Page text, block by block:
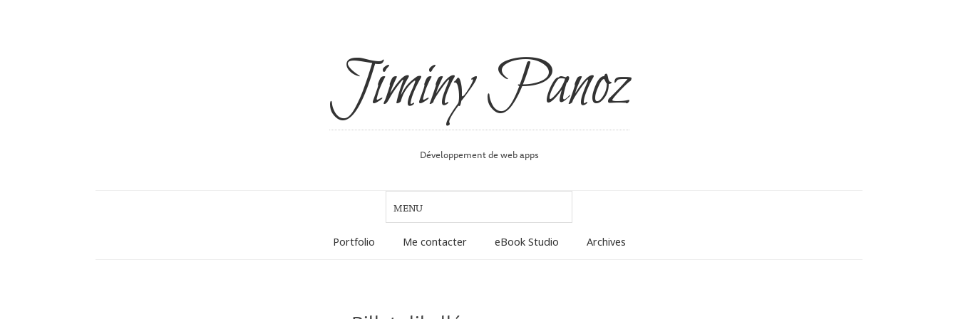
Jiminy Panoz
Développement de web apps
Portfolio Me contacter eBook Studio Archives